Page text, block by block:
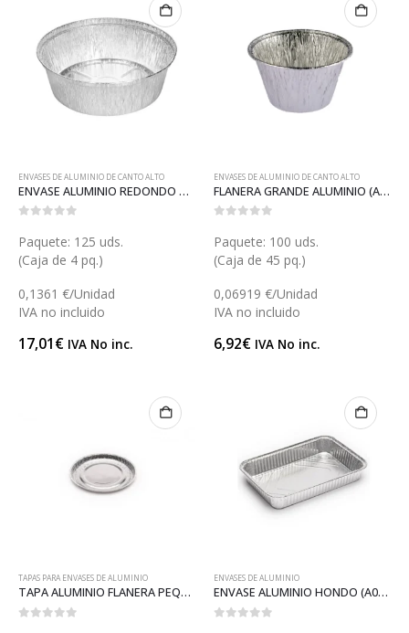
ENVASES DE ALUMINIO DE CANTO ALTO
ENVASE ALUMINIO REDONDO POLLO CANTO ALTO (A028)
Paquete: 125 uds.
(Caja de 4 pq.)
0,1361 €/Unidad
IVA no incluido
17,01€ IVA No inc.
ENVASES DE ALUMINIO DE CANTO ALTO
FLANERA GRANDE ALUMINIO (A020)
Paquete: 100 uds.
(Caja de 45 pq.)
0,06919 €/Unidad
IVA no incluido
6,92€ IVA No inc.
TAPAS PARA ENVASES DE ALUMINIO
TAPA ALUMINIO FLANERA PEQUEÑA (AT01)
ENVASES DE ALUMINIO
ENVASE ALUMINIO HONDO (A049)